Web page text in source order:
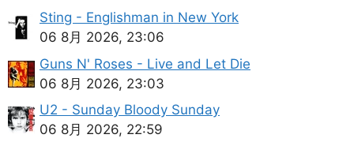
Sting - Englishman in New York
06 8月 2026, 23:06
Guns N' Roses - Live and Let Die
06 8月 2026, 23:03
U2 - Sunday Bloody Sunday
06 8月 2026, 22:59